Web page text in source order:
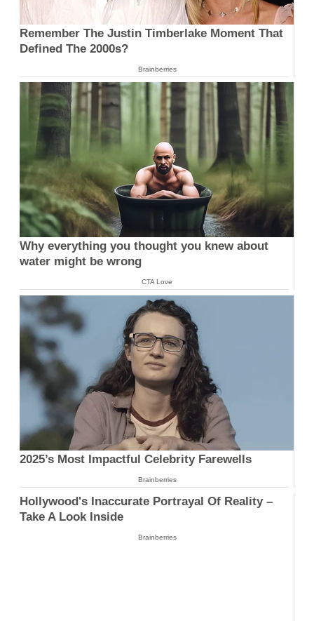
Remember The Justin Timberlake Moment That
Defined The 2000s?
Brainberries
Why everything you thought you knew about
water might be wrong
CTA Love
2025’s Most Impactful Celebrity Farewells
Brainberries
Hollywood's Inaccurate Portrayal Of Reality –
Take A Look Inside
Brainberries